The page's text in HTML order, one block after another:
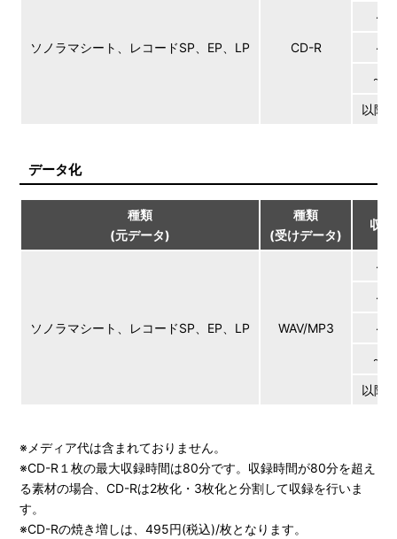
ソノラマシート、レコードSP、EP、LP CD-R
～
～
～
以降
データ化
種類
(元データ)
種類
(受けデータ)
収
ソノラマシート、レコードSP、EP、LP WAV/MP3
～
～
～
～
以降
※メディア代は含まれておりません。
※CD-R１枚の最大収録時間は80分です。収録時間が80分を超え
る素材の場合、CD-Rは2枚化・3枚化と分割して収録を行いま
す。
※CD-Rの焼き増しは、495円(税込)/枚となります。